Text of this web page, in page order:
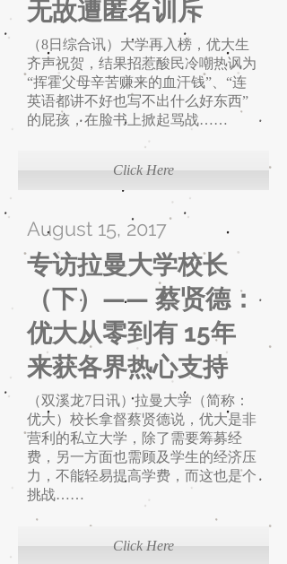
无故遭匿名训斥
（8日综合讯）大学再入榜，优大生
齐声祝贺，结果招惹酸民冷嘲热讽为
“挥霍父母辛苦赚来的血汗钱”、“连
英语都讲不好也写不出什么好东西”
的屁孩，在脸书上掀起骂战……
Click Here
August 15, 2017
专访拉曼大学校长
（下）—— 蔡贤德：
优大从零到有 ​15年
来获各界热心支持
（双溪龙7日讯）拉曼大学（简称：
优大）校长拿督蔡贤德说，优大是非
营利的私立大学，除了需要筹募经
费，另一方面也需顾及学生的经济压
力，不能轻易提高学费，而这也是个
挑战……
Click Here